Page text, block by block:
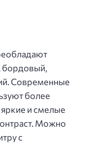
бордовый,
Современные
более
и смелые
Можно
с